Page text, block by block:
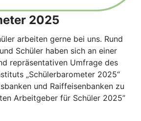
2025
arbeiten gerne bei uns. Rund
Schüler haben sich an einer
repräsentativen Umfrage des
„Schülerbarometer 2025“
und Raiffeisenbanken zu
Arbeitgeber für Schüler 2025”